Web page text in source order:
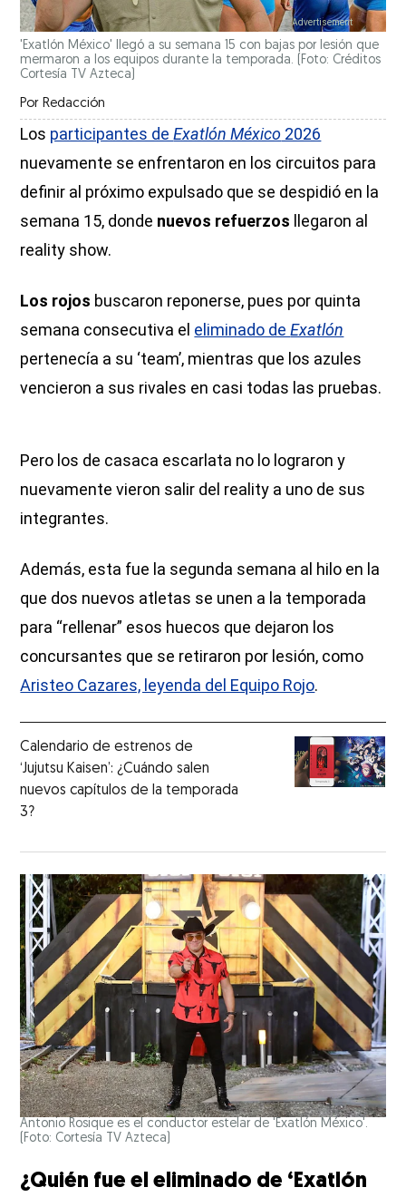
'Exatlón México' llegó a su semana 15 con bajas por lesión que
mermaron a los equipos durante la temporada. (Foto: Créditos
Cortesía TV Azteca)
Por Redacción
Los participantes deExatlón México 2026
nuevamente se enfrentaron en los circuitos para
definir al próximo expulsado que se despidió en la
semana 15, donde nuevos refuerzos llegaron al
reality show.
Los rojos buscaron reponerse, pues por quinta
semana consecutiva el eliminado deExatlón
pertenecía a su ‘team’, mientras que los azules
vencieron a sus rivales en casi todas las pruebas.
Pero los de casaca escarlata no lo lograron y
nuevamente vieron salir del reality a uno de sus
integrantes.
Además, esta fue la segunda semana al hilo en la
que dos nuevos atletas se unen a la temporada
para “rellenar” esos huecos que dejaron los
concursantes que se retiraron por lesión, como
Aristeo Cazares, leyenda del Equipo Rojo.
Calendario de estrenos de
‘Jujutsu Kaisen’: ¿Cuándo salen
nuevos capítulos de la temporada
3?
Antonio Rosique es el conductor estelar de 'Exatlón México'.
(Foto: Cortesía TV Azteca)
¿Quién fue el eliminado de ‘Exatlón